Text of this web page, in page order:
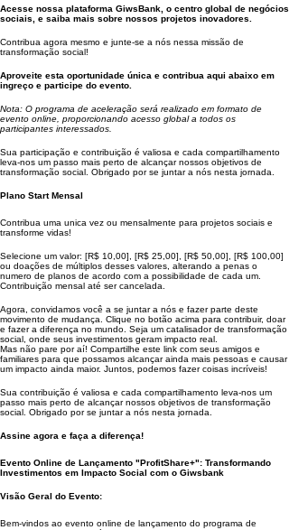
Acesse nossa plataforma GiwsBank, o centro global de negócios
sociais, e saiba mais sobre nossos projetos inovadores.
Contribua agora mesmo e junte-se a nós nessa missão de
transformação social!
Aproveite esta oportunidade única e contribua aqui abaixo em
ingreço e participe do evento.
Nota: O programa de aceleração será realizado em formato de
evento online, proporcionando acesso global a todos os
participantes interessados.
Sua participação e contribuição é valiosa e cada compartilhamento
leva-nos um passo mais perto de alcançar nossos objetivos de
transformação social. Obrigado por se juntar a nós nesta jornada.
Plano Start Mensal
Contribua uma unica vez ou mensalmente para projetos sociais e
transforme vidas!
Selecione um valor: [R$ 10,00], [R$ 25,00], [R$ 50,00], [R$ 100,00]
ou doações de múltiplos desses valores, alterando a penas o
numero de planos de acordo com a possibilidade de cada um.
Contribuição mensal até ser cancelada.
Agora, convidamos você a se juntar a nós e fazer parte deste
movimento de mudança. Clique no botão acima para contribuir, doar
e fazer a diferença no mundo. Seja um catalisador de transformação
social, onde seus investimentos geram impacto real.
Mas não pare por aí! Compartilhe este link com seus amigos e
familiares para que possamos alcançar ainda mais pessoas e causar
um impacto ainda maior. Juntos, podemos fazer coisas incríveis!
Sua contribuição é valiosa e cada compartilhamento leva-nos um
passo mais perto de alcançar nossos objetivos de transformação
social. Obrigado por se juntar a nós nesta jornada.
Assine agora e faça a diferença!
Evento Online de Lançamento "ProfitShare+": Transformando
Investimentos em Impacto Social com o Giwsbank
Visão Geral do Evento:
Bem-vindos ao evento online de lançamento do programa de